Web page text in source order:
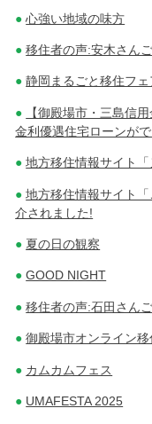
心強い地域の味方
移住者の声:安木さん
静岡まるごと移住フ
【御殿場市・三島信
金利優遇住宅ローンが
地方移住情報サイト
地方移住情報サイト
介されました!
夏の日の観察
GOOD NIGHT
移住者の声:石田さん
御殿場市オンライン移
カムカムフェス
UMAFESTA 2025